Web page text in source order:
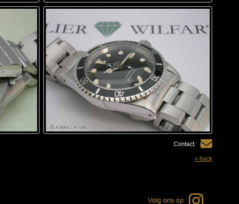
Contact:
« back